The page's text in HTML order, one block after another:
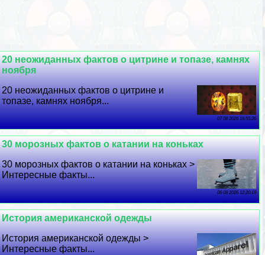
20 неожиданных фактов о цитрине и топазе, камнях
ноября
20 неожиданных фактов о цитрине и
топазе, камнях ноября...
07 08 2026 16:55:26
30 морозных фактов о катании на коньках
30 морозных фактов о катании на коньках >
Интересные факты...
06 08 2026 12:20:19
История американской одежды
История американской одежды >
Интересные факты...